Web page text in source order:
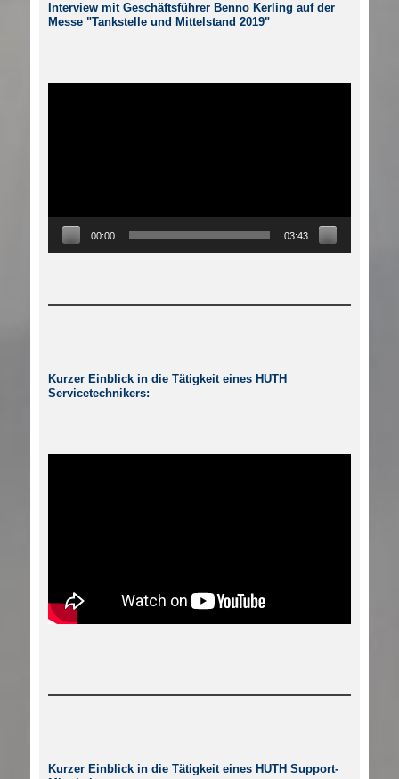
Interview mit Geschäftsführer Benno Kerling auf der
Messe "Tankstelle und Mittelstand 2019"
00:00 03:43
Kurzer Einblick in die Tätigkeit eines HUTH
Servicetechnikers:
Kurzer Einblick in die Tätigkeit eines HUTH Support-